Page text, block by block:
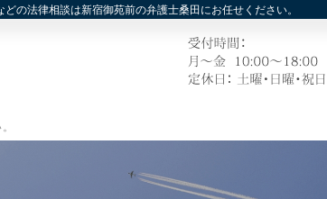
の法律相談は新宿御苑前の弁護士桑田にお任せください。